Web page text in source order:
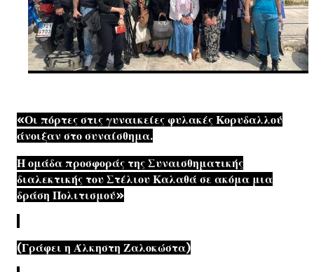
«Οι πόρτες στις γυναικείες φυλακές Κορυδαλλού
άνοιξαν στο συναίσθημα.
Η ομάδα προσφοράς της Συναισθηματικής
διαλεκτικής του Στέλιου Καλαθά σε ακόμα μια
δράση Πολιτισμού»
(Γράφει η Άλκηστη Ζαλοκώστα)